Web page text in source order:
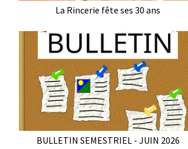
La Rincerie fête ses 30 ans
BULLETIN SEMESTRIEL - JUIN 2026